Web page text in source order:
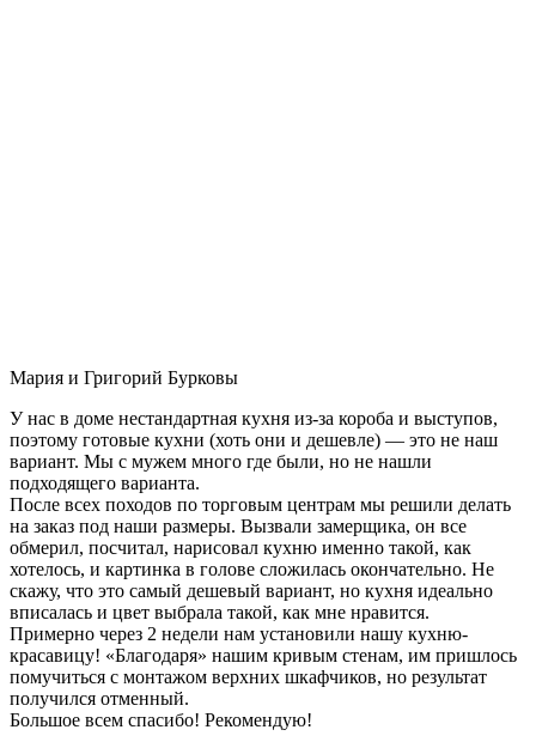
Мария и Григорий Бурковы
У нас в доме нестандартная кухня из-за короба и выступов,
поэтому готовые кухни (хоть они и дешевле) — это не наш
вариант. Мы с мужем много где были, но не нашли
подходящего варианта.
После всех походов по торговым центрам мы решили делать
на заказ под наши размеры. Вызвали замерщика, он все
обмерил, посчитал, нарисовал кухню именно такой, как
хотелось, и картинка в голове сложилась окончательно. Не
скажу, что это самый дешевый вариант, но кухня идеально
вписалась и цвет выбрала такой, как мне нравится.
Примерно через 2 недели нам установили нашу кухню-
красавицу! «Благодаря» нашим кривым стенам, им пришлось
помучиться с монтажом верхних шкафчиков, но результат
получился отменный.
Большое всем спасибо! Рекомендую!